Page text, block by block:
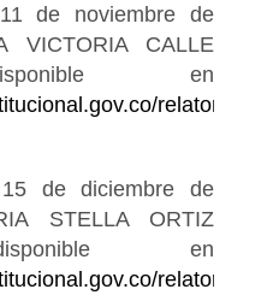
de noviembre de
VICTORIA CALLE
en
relatoria/
de diciembre de
STELLA ORTIZ
en
relatoria/